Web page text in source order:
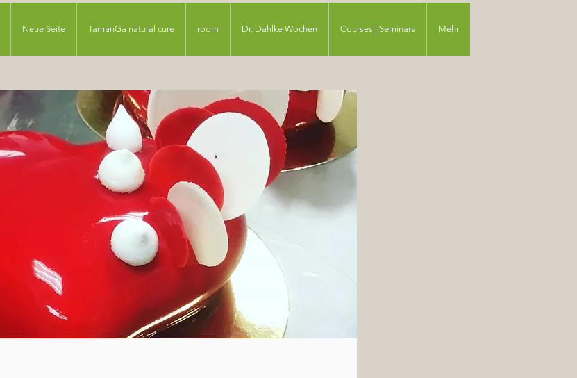
Neue Seite TamanGa natural cure room Dr. Dahlke Wochen Courses | Seminars Mehr